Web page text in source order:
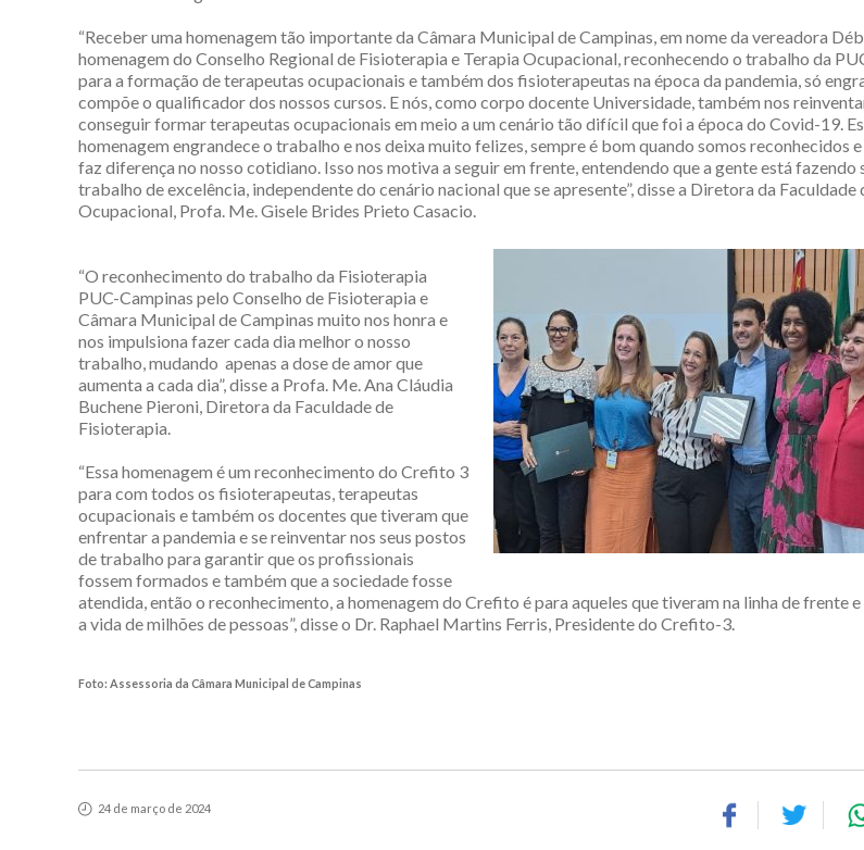
“Receber uma homenagem tão importante da Câmara Municipal de Campinas, em nome da vereadora
homenagem do Conselho Regional de Fisioterapia e Terapia Ocupacional, reconhecendo o trabalho da
para a formação de terapeutas ocupacionais e também dos fisioterapeutas na época da pandemia, só
compõe o qualificador dos nossos cursos. E nós, como corpo docente Universidade, também nos
conseguir formar terapeutas ocupacionais em meio a um cenário tão difícil que foi a época do Covid-19.
homenagem engrandece o trabalho e nos deixa muito felizes, sempre é bom quando somos reconhecidos
faz diferença no nosso cotidiano. Isso nos motiva a seguir em frente, entendendo que a gente está fazendo
trabalho de excelência, independente do cenário nacional que se apresente”, disse a Diretora da Faculdade
Ocupacional, Profa. Me. Gisele Brides Prieto Casacio.
“O reconhecimento do trabalho da Fisioterapia
PUC-Campinas pelo Conselho de Fisioterapia e
Câmara Municipal de Campinas muito nos honra e
nos impulsiona fazer cada dia melhor o nosso
trabalho, mudando apenas a dose de amor que
aumenta a cada dia”, disse a Profa. Me. Ana Cláudia
Buchene Pieroni, Diretora da Faculdade de
Fisioterapia.
“Essa homenagem é um reconhecimento do Crefito 3
para com todos os fisioterapeutas, terapeutas
ocupacionais e também os docentes que tiveram que
enfrentar a pandemia e se reinventar nos seus postos
de trabalho para garantir que os profissionais
fossem formados e também que a sociedade fosse
atendida, então o reconhecimento, a homenagem do Crefito é para aqueles que tiveram na linha de frente
a vida de milhões de pessoas”, disse o Dr. Raphael Martins Ferris, Presidente do Crefito-3.
Foto: Assessoria da Câmara Municipal de Campinas
24 de março de 2024